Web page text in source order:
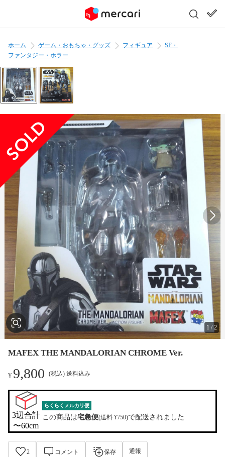
ホーム ゲーム・おもちゃ・グッズ フィギュア
SF・
ファンタジー・ホラー
1 /2
MAFEX THE MANDALORIAN CHROME Ver.
¥9,800 (税込) 送料込み
3辺合計
〜60cm
らくらくメルカリ便
この商品は宅急便(送料 ¥750)で配送されました
2 コメント 保存 通報